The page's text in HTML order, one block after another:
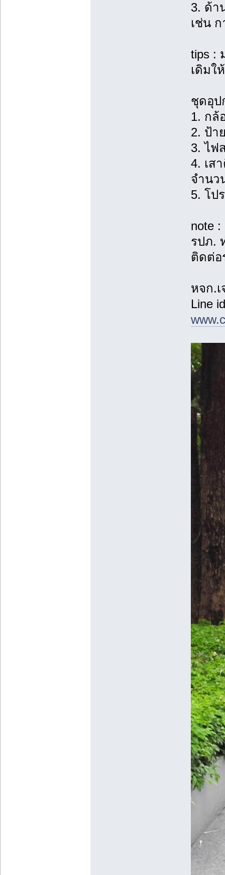
3. ด้า
เช่น
tips :
เดิมใ
ชุดอุป
1. กล้
2. ป้า
3. ไฟ
4. เส
จำนว
5. โป
note
รปภ.
ติดต่อ
หจก.เ
Line